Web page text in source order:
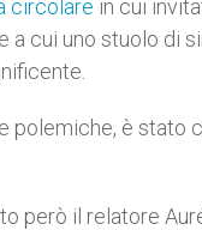
circolare in cui
cui uno stuolo di
polemiche, è stato
però il relatore